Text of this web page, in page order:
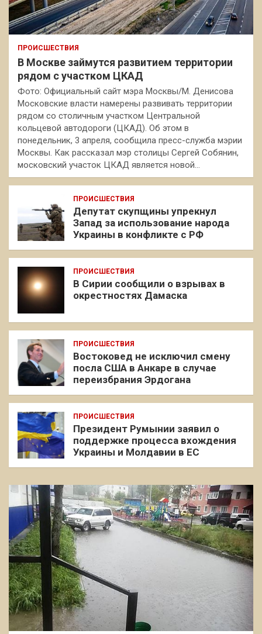
ПРОИСШЕСТВИЯ
В Москве займутся развитием территории
рядом с участком ЦКАД
Фото: Официальный сайт мэра Москвы/М. Денисова
Московские власти намерены развивать территории
рядом со столичным участком Центральной
кольцевой автодороги (ЦКАД). Об этом в
понедельник, 3 апреля, сообщила пресс-служба мэрии
Москвы. Как рассказал мэр столицы Сергей Собянин,
московский участок ЦКАД является новой…
ПРОИСШЕСТВИЯ
Депутат скупщины упрекнул
Запад за использование народа
Украины в конфликте с РФ
ПРОИСШЕСТВИЯ
В Сирии сообщили о взрывах в
окрестностях Дамаска
ПРОИСШЕСТВИЯ
Востоковед не исключил смену
посла США в Анкаре в случае
переизбрания Эрдогана
ПРОИСШЕСТВИЯ
Президент Румынии заявил о
поддержке процесса вхождения
Украины и Молдавии в ЕС